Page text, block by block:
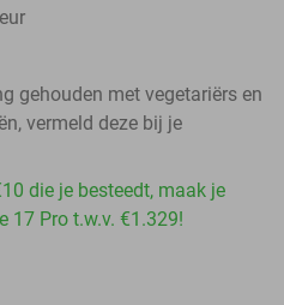
gehouden met vegetariërs en
vermeld deze bij je
die je besteedt, maak je
17 Pro t.w.v. €1.329!